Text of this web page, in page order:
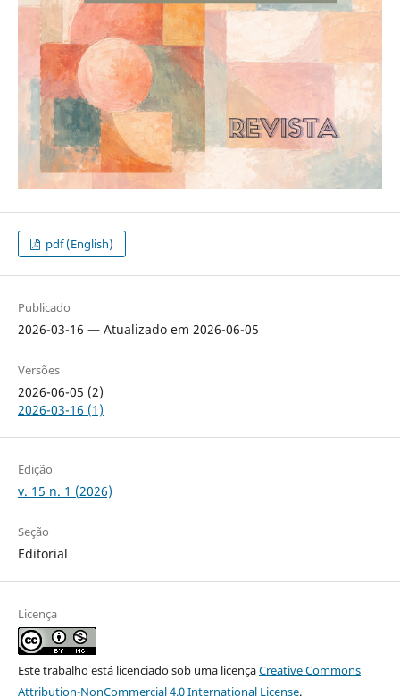
pdf (English)
Publicado
2026-03-16 — Atualizado em 2026-06-05
Versões
2026-06-05 (2)
2026-03-16 (1)
Edição
v. 15 n. 1 (2026)
Seção
Editorial
Licença
Este trabalho está licenciado sob uma licençaCreative Commons
Attribution-NonCommercial 4.0 International License.